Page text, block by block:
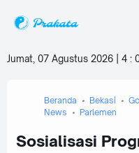
Jumat, 07 Agustus 2026 | 4 :
Beranda Bekasi
News
Parlemen
Sosialisasi